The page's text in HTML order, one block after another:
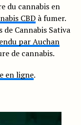
du cannabis en
CBDà fumer.
Cannabis Sativa
par Auchan
de cannabis.
en ligne.